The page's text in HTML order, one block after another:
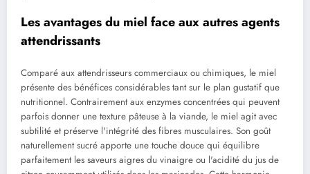
Les avantages du miel face aux autres agents
attendrissants
Comparé aux attendrisseurs commerciaux ou chimiques, le miel
présente des bénéfices considérables tant sur le plan gustatif que
nutritionnel. Contrairement aux enzymes concentrées qui peuvent
parfois donner une texture pâteuse à la viande, le miel agit avec
subtilité et préserve l'intégrité des fibres musculaires. Son goût
naturellement sucré apporte une touche douce qui équilibre
parfaitement les saveurs aigres du vinaigre ou l'acidité du jus de